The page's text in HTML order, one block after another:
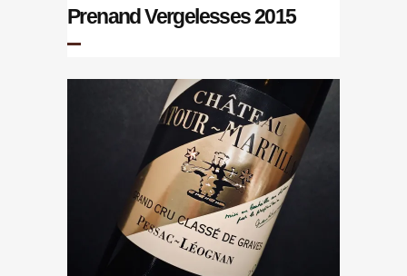
Prenand Vergelesses 2015